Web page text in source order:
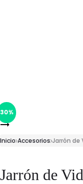
Product
navigation
Figura
–
Jarrón
de
Naranja
Inicio Accesorios Jarrón de
30%
Jarrón de